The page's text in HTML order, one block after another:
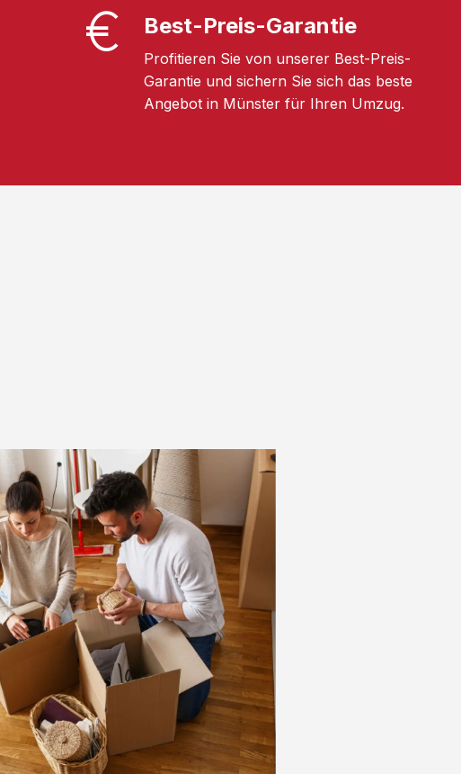
Best-Preis-Garantie
Profitieren Sie von unserer Best-Preis-
Garantie und sichern Sie sich das beste
Angebot in Münster für Ihren Umzug.